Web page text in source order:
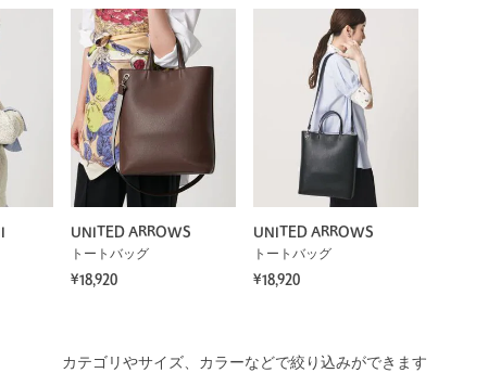
UNITED ARROWS
トートバッグ
¥18,920
UNITED ARROWS
トートバッグ
¥18,920
カテゴリやサイズ、カラーなどで絞り込みができます